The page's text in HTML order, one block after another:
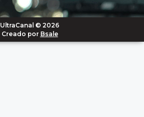
UltraCanal © 2026
Creado por Bsale